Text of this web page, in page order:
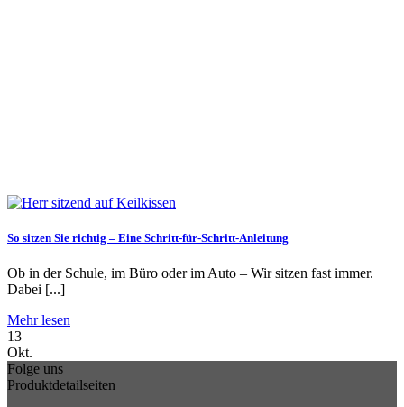
So sitzen Sie richtig – Eine Schritt-für-Schritt-Anleitung
Ob in der Schule, im Büro oder im Auto – Wir sitzen fast immer.
Dabei [...]
Mehr lesen
13
Okt.
Folge uns
Produktdetailseiten